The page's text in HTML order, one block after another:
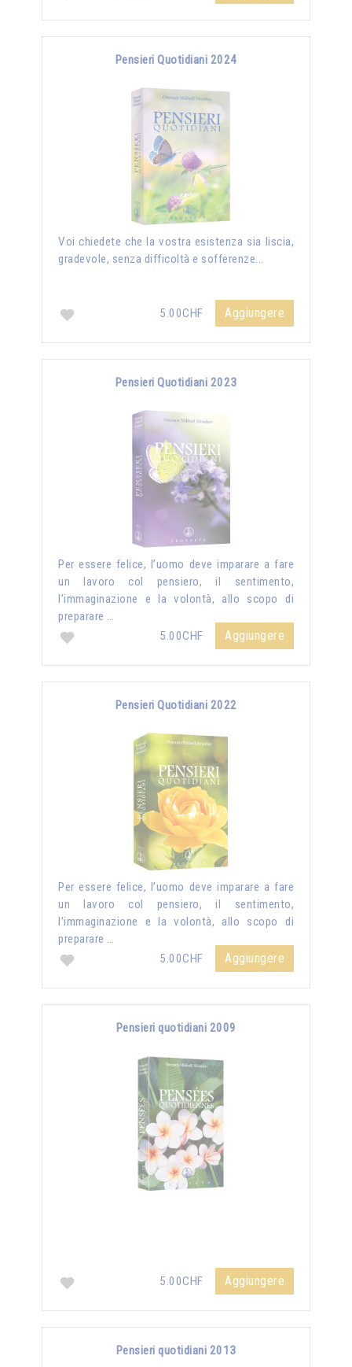
Pensieri Quotidiani 2024
Voi chiedete che la vostra esistenza sia liscia,
gradevole, senza difficoltà e sofferenze...
5.00CHF Aggiungere
Pensieri Quotidiani 2023
Per essere felice, l’uomo deve imparare a fare
un lavoro col pensiero, il sentimento,
l’immaginazione e la volontà, allo scopo di
preparare …
5.00CHF
Aggiungere
Pensieri Quotidiani 2022
Per essere felice, l’uomo deve imparare a fare
un lavoro col pensiero, il sentimento,
l’immaginazione e la volontà, allo scopo di
preparare …
5.00CHF
Aggiungere
Pensieri quotidiani 2009
5.00CHF Aggiungere
Pensieri quotidiani 2013